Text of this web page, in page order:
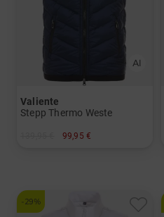
Valiente
Stepp Thermo Weste
99,95 €
-29%